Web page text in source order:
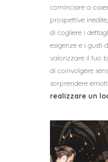
cominciare a
prospettive
di cogliere i
esigenze e i gusti
valorizzare il tuo
di coinvolgere
sorprendere
realizzare un